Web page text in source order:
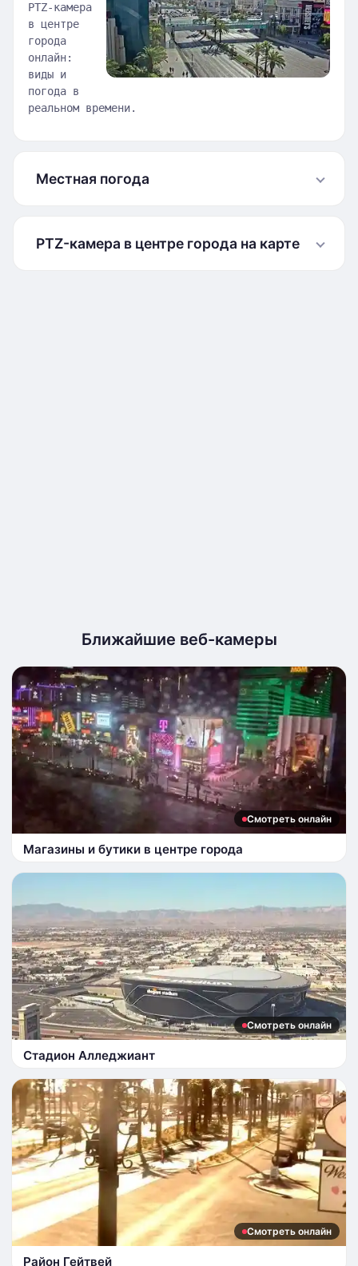
PTZ-камера
в центре
города
онлайн:
виды и
погода в
реальном времени.
Местная погода
PTZ-камера в центре города на карте
Ближайшие веб-камеры
Смотреть онлайн
Магазины и бутики в центре города
Смотреть онлайн
Стадион Алледжиант
Смотреть онлайн
Район Гейтвей